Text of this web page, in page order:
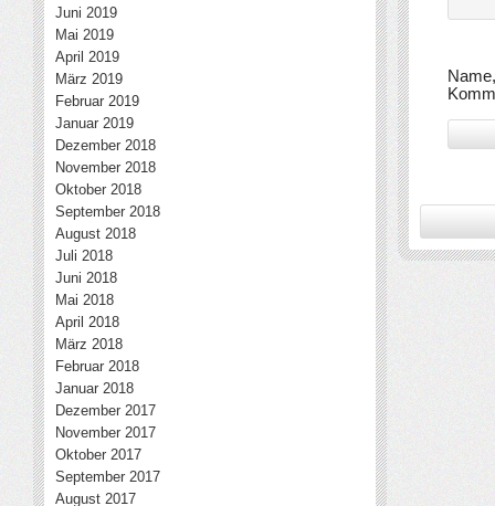
Juni 2019
Mai 2019
April 2019
März 2019
Februar 2019
Januar 2019
Dezember 2018
November 2018
Oktober 2018
September 2018
August 2018
Juli 2018
Juni 2018
Mai 2018
April 2018
März 2018
Februar 2018
Januar 2018
Dezember 2017
November 2017
Oktober 2017
September 2017
August 2017